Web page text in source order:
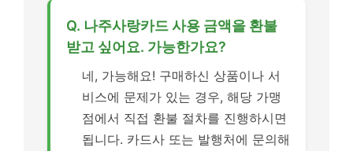
Q. 나주사랑카드 사용 금액을 환불
받고 싶어요. 가능한가요?
네, 가능해요! 구매하신 상품이나 서
비스에 문제가 있는 경우, 해당 가맹
점에서 직접 환불 절차를 진행하시면
됩니다. 카드사 또는 발행처에 문의해